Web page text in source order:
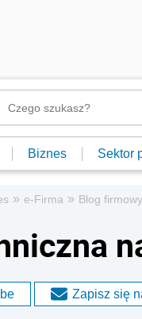
Biznes Sektor
» e-Firma » Blog firmowy
Zapisz się